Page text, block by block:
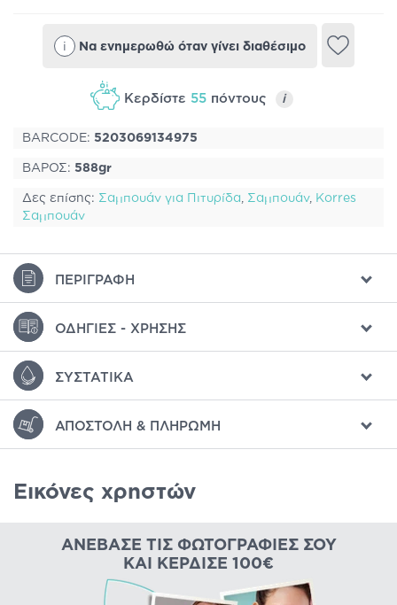
i Να ενημερωθώ όταν γίνει διαθέσιμο
Κερδίστε 55 πόντους i
BARCODE: 5203069134975
ΒΑΡΟΣ: 588gr
Δες επίσης: Σαμπουάν για Πιτυρίδα, Σαμπουάν, Korres
Σαμπουάν
ΠΕΡΙΓΡΑΦΉ
ΟΔΗΓΊΕΣ - ΧΡΉΣΗΣ
ΣΥΣΤΑΤΙΚΆ
ΑΠΟΣΤΟΛΉ & ΠΛΗΡΩΜΉ
Εικόνες χρηστών
ΑΝΈΒΑΣΕ ΤΙΣ ΦΩΤΟΓΡΑΦΊΕΣ ΣΟΥ
ΚΑΙ ΚΈΡΔΙΣΕ 100€